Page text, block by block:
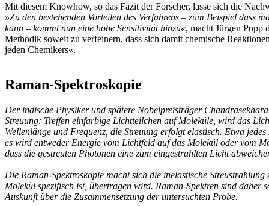
Mit diesem Knowhow, so das Fazit der Forscher, lasse sich die
»Zu den bestehenden Vorteilen des Verfahrens – zum Beispiel dass
kann – kommt nun eine hohe Sensitivität hin­zu«, macht Jürgen Popp
Methodik soweit zu verfeinern, dass sich damit chemische
jeden Chemi­kers«.
Raman-Spektroskopie
Der indische Physiker und spätere Nobelpreisträger
Streuung: Treffen einfarbige Lichtteilchen auf Moleküle, wird das
Wellenlänge und Frequenz, die Streuung erfolgt elastisch. Etwa
es wird entweder Energie vom Lichtfeld auf das Molekül oder vom
dass die gestreuten Photonen eine zum eingestrahlten Licht
Die Raman-Spektroskopie macht sich die inelastische
Molekül spezifisch ist, übertragen wird. Raman-Spektren sind daher
Auskunft über die Zu­sammensetzung der untersuchten Probe.